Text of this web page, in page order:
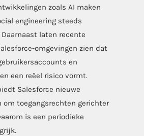
zoals AI maken
engineering steeds
laten recente
omgevingen zien dat
en
een reëel risico vormt.
Salesforce nieuwe
om toegangsrechten gerichter
is een periodieke